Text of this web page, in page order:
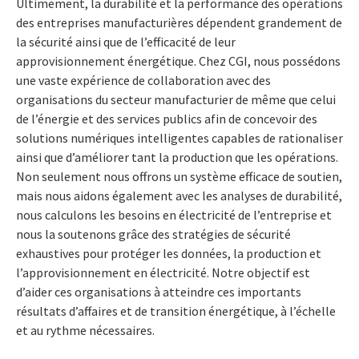
des entreprises manufacturières dépendent grandement de
la sécurité ainsi que de l’efficacité de leur
approvisionnement énergétique. Chez CGI, nous possédons
une vaste expérience de collaboration avec des
organisations du secteur manufacturier de même que celui
de l’énergie et des services publics afin de concevoir des
solutions numériques intelligentes capables de rationaliser
ainsi que d’améliorer tant la production que les opérations.
Non seulement nous offrons un système efficace de soutien,
mais nous aidons également avec les analyses de durabilité,
nous calculons les besoins en électricité de l’entreprise et
nous la soutenons grâce des stratégies de sécurité
exhaustives pour protéger les données, la production et
l’approvisionnement en électricité. Notre objectif est
d’aider ces organisations à atteindre ces importants
résultats d’affaires et de transition énergétique, à l’échelle
et au rythme nécessaires.